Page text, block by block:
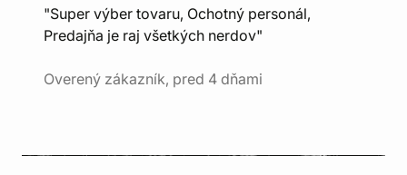
"Super výber tovaru, Ochotný personál,
Predajňa je raj všetkých nerdov"
Overený zákazník, pred 4 dňami